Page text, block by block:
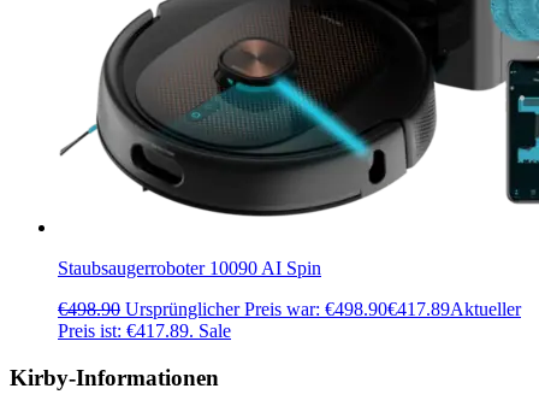
Staubsaugerroboter 10090 AI Spin
€498.90 Ursprünglicher Preis war: €498.90€417.89Aktueller
Preis ist: €417.89. Sale
Kirby-Informationen